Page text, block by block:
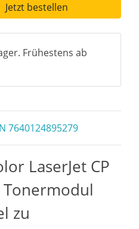
Jetzt bestellen
Frühestens ab
7640124895279
LaserJet CP
Tonermodul
zu